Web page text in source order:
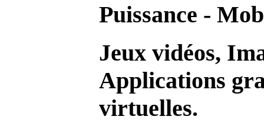
Puissance -
Jeux vidéos,
Applications
virtuelles.